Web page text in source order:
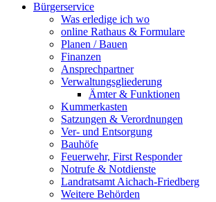
Bürgerservice
Was erledige ich wo
online Rathaus & Formulare
Planen / Bauen
Finanzen
Ansprechpartner
Verwaltungsgliederung
Ämter & Funktionen
Kummerkasten
Satzungen & Verordnungen
Ver- und Entsorgung
Bauhöfe
Feuerwehr, First Responder
Notrufe & Notdienste
Landratsamt Aichach-Friedberg
Weitere Behörden